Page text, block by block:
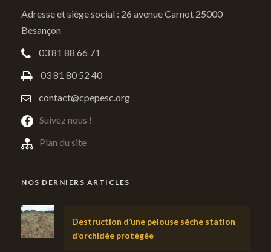
Adresse et siège social : 26 avenue Carnot 25000
Besançon
03 81 88 66 71
03 81 80 52 40
contact@cpepesc.org
Suivez nous !
Plan du site
NOS DERNIERS ARTICLES
Destruction d’une pelouse sèche station
d’orchidée protégée